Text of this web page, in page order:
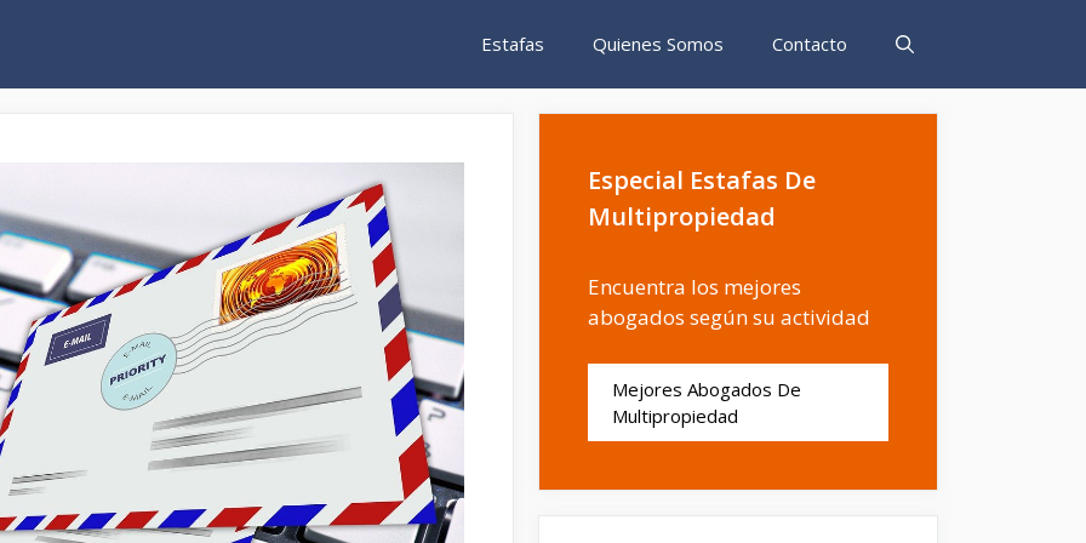
Estafas Quienes Somos Contacto
Especial Estafas De
Multipropiedad
Encuentra los mejores
abogados según su actividad
Mejores Abogados De
Multipropiedad